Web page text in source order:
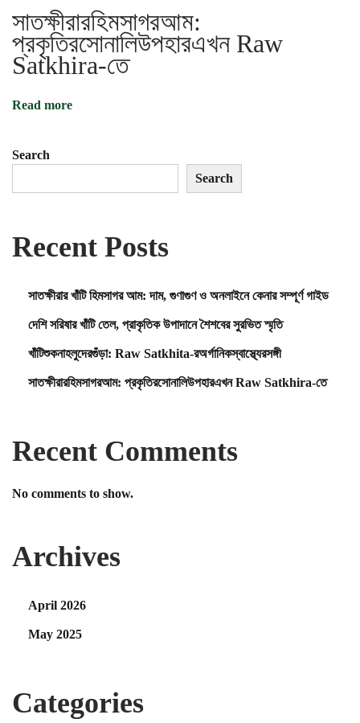
সু
ত
তি
সাতক্ষীরারহিমসাগরআম:
প্রকৃতিরসোনালিউপহারএখন Raw
Satkhira-তে
Read more
Search
Search
Recent Posts
সাতক্ষীরার খাঁটি হিমসাগর আম: দাম, গুণাগুণ ও অনলাইনে কেনার সম্পূর্ণ গাইড
দেশি সরিষার খাঁটি তেল, প্রাকৃতিক উপাদানে শৈশবের সুরভিত স্মৃতি
খাঁটিশুকনাহলুদেরগুঁড়া: Raw Satkhita-রঅর্গানিকস্বাস্থ্যেরসঙ্গী
সাতক্ষীরারহিমসাগরআম: প্রকৃতিরসোনালিউপহারএখন Raw Satkhira-তে
Recent Comments
No comments to show.
Archives
April 2026
May 2025
Categories